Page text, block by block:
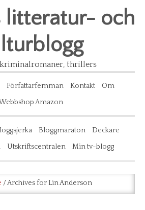
litteratur- och
kriminalromaner, thrillers
Författarfemman Kontakt
Om
Amazon
Bloggmaraton
Deckare
Utskriftscentralen Min tv-blogg
/Archives for Lin Anderson